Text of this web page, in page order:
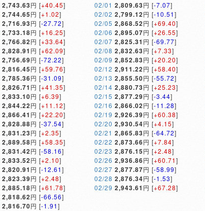
2,743.63円 [+40.45]
2,744.65円 [+1.02]
2,716.93円 [-27.72]
2,733.18円 [+16.25]
2,766.82円 [+33.64]
2,828.91 円 [+62.09]
2,756.69円 [-72.22]
2,816.45円 [+59.76]
2,785.36円 [-31.09]
2,826.71 円 [+41.35]
2,833.10円 [+6.39]
2,844.22円 [+11.12]
2,866.41 円 [+22.20]
2,828.88円 [-37.54]
2,831.23円 [+2.35]
2,889.58円 [+58.35]
2,831.42円 [-58.16]
2,833.52円 [+2.10]
2,820.91 円 [-12.61]
2,823.39円 [+2.48]
2,885.18円 [+61.78]
2,818.62円 [-66.56]
2,816.70円 [-1.91]
02/01 2,809.63円 [-7.07]
02/02 2,799.12円 [-10.51]
02/05 2,868.52円 [+69.40]
02/06 2,895.07円 [+26.55]
02/07 2,825.31 円 [-69.77]
02/08 2,832.63円 [+7.33]
02/09 2,852.83円 [+20.20]
02/12 2,911.22円 [+58.40]
02/13 2,855.50円 [-55.72]
02/14 2,880.73円 [+25.23]
02/15 2,877.29円 [-3.44]
02/16 2,866.02円 [-11.28]
02/19 2,926.39円 [+60.38]
02/20 2,930.54円 [+4.15]
02/21 2,865.83円 [-64.72]
02/22 2,873.66円 [+7.84]
02/23 2,876.15円 [+2.48]
02/26 2,936.86円 [+60.71]
02/27 2,877.87円 [-58.99]
02/28 2,876.34円 [-1.53]
02/29 2,943.61 円 [+67.28]